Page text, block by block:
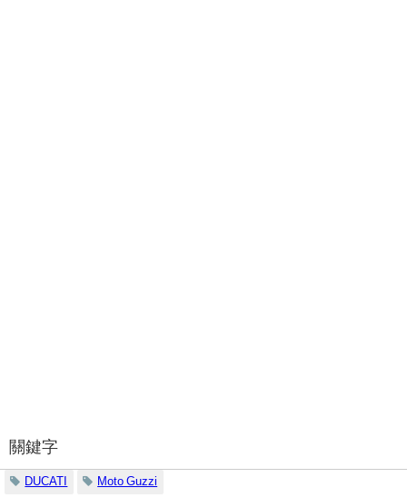
關鍵字
DUCATI Moto Guzzi